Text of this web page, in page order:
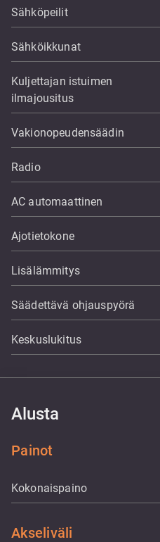
Sähköpeilit
Sähköikkunat
Kuljettajan istuimen
ilmajousitus
Vakionopeudensäädin
Radio
AC automaattinen
Ajotietokone
Lisälämmitys
Säädettävä ohjauspyörä
Keskuslukitus
Alusta
Painot
Kokonaispaino
Akseliväli